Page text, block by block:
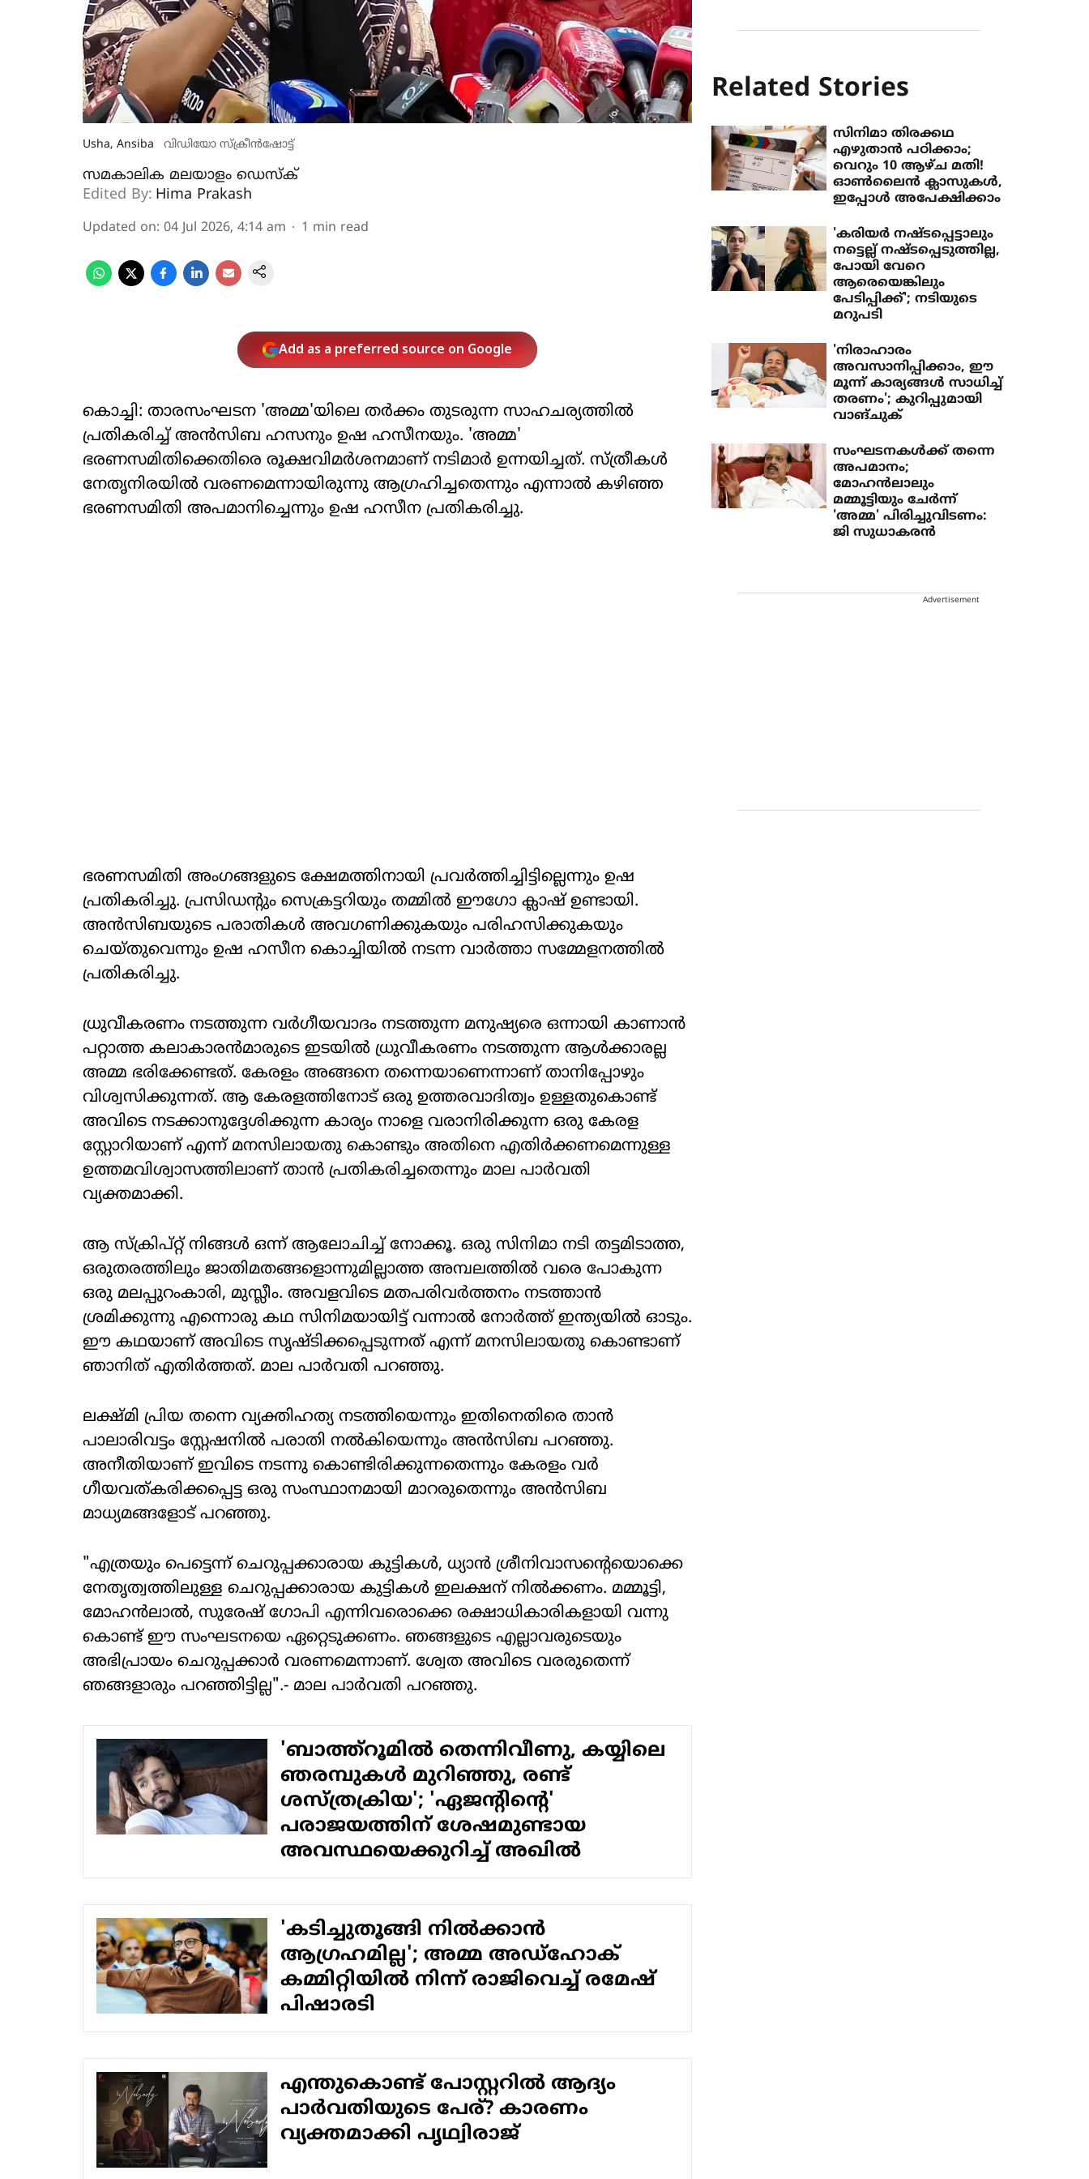
Usha, Ansiba വിഡിയോ സ്ക്രീൻഷോട്ട്
സമകാലിക മലയാളം ഡെസ്ക്
Edited By: Hima Prakash
Updated on: 04 Jul 2026, 4:14 am 1 min read
Add as a preferred source on Google
കൊച്ചി: താരസംഘടന 'അമ്മ'യിലെ തർക്കം തുടരുന്ന സാഹചര്യത്തിൽ
പ്രതികരിച്ച് അൻസിബ ഹസനും ഉഷ ഹസീനയും. 'അമ്മ'
ഭരണസമിതിക്കെതിരെ രൂക്ഷവിമർശനമാണ് നടിമാർ ഉന്നയിച്ചത്. സ്ത്രീകൾ
നേതൃനിരയിൽ വരണമെന്നായിരുന്നു ആ​ഗ്രഹിച്ചതെന്നും എന്നാൽ കഴിഞ്ഞ
ഭരണസമിതി അപമാനിച്ചെന്നും ഉഷ ഹസീന പ്രതികരിച്ചു.
ഭരണസമിതി അം​ഗങ്ങളുടെ ക്ഷേമത്തിനായി പ്രവർത്തിച്ചിട്ടില്ലെന്നും ഉഷ
പ്രതികരിച്ചു. പ്രസിഡന്റും സെക്രട്ടറിയും തമ്മിൽ ഈ​ഗോ ക്ലാഷ് ഉണ്ടായി.
അൻസിബയുടെ പരാതികൾ അവ​ഗണിക്കുകയും പരിഹസിക്കുകയും
ചെയ്തുവെന്നും ഉഷ ഹസീന കൊച്ചിയിൽ നടന്ന വാർത്താ സമ്മേളനത്തിൽ
പ്രതികരിച്ചു.
ധ്രുവീകരണം നടത്തുന്ന വർ​ഗീയവാദം നടത്തുന്ന മനുഷ്യരെ ഒന്നായി കാണാൻ
പറ്റാത്ത കലാകാരൻമാരുടെ ഇടയിൽ ധ്രുവീകരണം നടത്തുന്ന ആൾക്കാരല്ല
അമ്മ ഭരിക്കേണ്ടത്. കേരളം അങ്ങനെ തന്നെയാണെന്നാണ് താനിപ്പോഴും
വിശ്വസിക്കുന്നത്. ആ കേരളത്തിനോട് ഒരു ഉത്തരവാദിത്വം ഉള്ളതുകൊണ്ട്
അവിടെ നടക്കാനുദ്ദേശിക്കുന്ന കാര്യം നാളെ വരാനിരിക്കുന്ന ഒരു കേരള
സ്റ്റോറിയാണ് എന്ന് മനസിലായതു കൊണ്ടും അതിനെ എതിർക്കണമെന്നുള്ള
ഉത്തമവിശ്വാസത്തിലാണ് താൻ പ്രതികരിച്ചതെന്നും മാല പാർവതി
വ്യക്തമാക്കി.
ആ സ്ക്രിപ്റ്റ് നിങ്ങൾ ഒന്ന് ആലോചിച്ച് നോക്കൂ. ഒരു സിനിമാ നടി തട്ടമിടാത്ത,
ഒരുതരത്തിലും ജാതിമതങ്ങളൊന്നുമില്ലാത്ത അമ്പലത്തിൽ വരെ പോകുന്ന
ഒരു മലപ്പുറംകാരി, മുസ്ലീം. അവളവിടെ മതപരിവർത്തനം നടത്താൻ
ശ്രമിക്കുന്നു എന്നൊരു കഥ സിനിമയായിട്ട് വന്നാൽ നോർത്ത് ഇന്ത്യയിൽ ഓടും.
ഈ കഥയാണ് അവിടെ സൃഷ്ടിക്കപ്പെടുന്നത് എന്ന് മനസിലായതു കൊണ്ടാണ്
ഞാനിത് എതിർത്തത്. മാല പാർവതി പറഞ്ഞു.
ലക്ഷ്മി പ്രിയ തന്നെ വ്യക്തിഹത്യ നടത്തിയെന്നും ഇതിനെതിരെ താൻ
പാലാരിവട്ടം സ്റ്റേഷനിൽ പരാതി നൽകിയെന്നും അൻസിബ പറഞ്ഞു.
അനീതിയാണ് ഇവിടെ നടന്നു കൊണ്ടിരിക്കുന്നതെന്നും കേരളം വർ​
ഗീയവത്കരിക്കപ്പെട്ട ഒരു സംസ്ഥാനമായി മാറരുതെന്നും അൻസിബ
മാധ്യമങ്ങളോട് പറഞ്ഞു.
"എത്രയും പെട്ടെന്ന് ചെറുപ്പക്കാരായ കുട്ടികൾ, ധ്യാൻ ശ്രീനിവാസന്റെയൊക്കെ
നേതൃത്വത്തിലുള്ള ചെറുപ്പക്കാരായ കുട്ടികൾ ഇലക്ഷന് നിൽക്കണം. മമ്മൂട്ടി,
മോ​ഹൻലാൽ, സുരേഷ് ​ഗോപി എന്നിവരൊക്കെ രക്ഷാധികാരികളായി വന്നു
കൊണ്ട് ഈ സംഘടനയെ ഏറ്റെടുക്കണം. ഞങ്ങളുടെ എല്ലാവരുടെയും
അഭിപ്രായം ചെറുപ്പക്കാർ വരണമെന്നാണ്. ശ്വേത അവിടെ വരരുതെന്ന്
ഞങ്ങളാരും പറഞ്ഞിട്ടില്ല".- മാല പാർവതി പറഞ്ഞു.
'ബാത്ത്‌റൂമിൽ തെന്നിവീണു, കയ്യിലെ
ഞരമ്പുകൾ മുറിഞ്ഞു, രണ്ട്
ശസ്ത്രക്രിയ'; 'ഏജന്റിന്റെ'
പരാജയത്തിന് ശേഷമുണ്ടായ
അവസ്ഥയെക്കുറിച്ച് അഖിൽ
'കടിച്ചുതൂങ്ങി നില്‍ക്കാന്‍
ആഗ്രഹമില്ല'; അമ്മ അഡ്‌ഹോക്
കമ്മിറ്റിയില്‍ നിന്ന് രാജിവെച്ച് രമേഷ്
പിഷാരടി
എന്തുകൊണ്ട്‌ പോസ്റ്ററില്‍ ആദ്യം
പാര്‍വതിയുടെ പേര്? കാരണം
വ്യക്തമാക്കി പൃഥ്വിരാജ്
Related Stories
സിനിമാ തിരക്കഥ
എഴുതാൻ പഠിക്കാം;
വെറും 10 ആഴ്ച മതി!
ഓൺലൈൻ ക്ലാസുകൾ,
ഇപ്പോൾ അപേക്ഷിക്കാം
'കരിയർ നഷ്ടപ്പെട്ടാലും
നട്ടെല്ല് നഷ്ടപ്പെടുത്തില്ല,
പോയി വേറെ
ആരെയെങ്കിലും
പേടിപ്പിക്ക്'; നടിയുടെ
മറുപടി
'നിരാഹാരം
അവസാനിപ്പിക്കാം, ഈ
മൂന്ന് കാര്യങ്ങള്‍ സാധിച്ച്
തരണം'; കുറിപ്പുമായി
വാങ്ചുക്
സംഘടനകള്‍ക്ക് തന്നെ
അപമാനം;
മോഹന്‍ലാലും
മമ്മൂട്ടിയും ചേര്‍ന്ന്
'അമ്മ' പിരിച്ചുവിടണം:
ജി സുധാകരന്‍
Advertisement